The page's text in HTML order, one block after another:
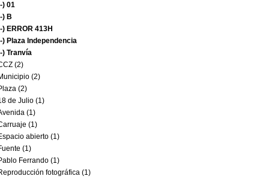
) 01
) B
) ERROR 413H
) Plaza Independencia
) Tranvía
(2)
(2)
(2)
de Julio (1)
(1)
(1)
abierto (1)
(1)
Ferrando (1)
fotográfica (1)